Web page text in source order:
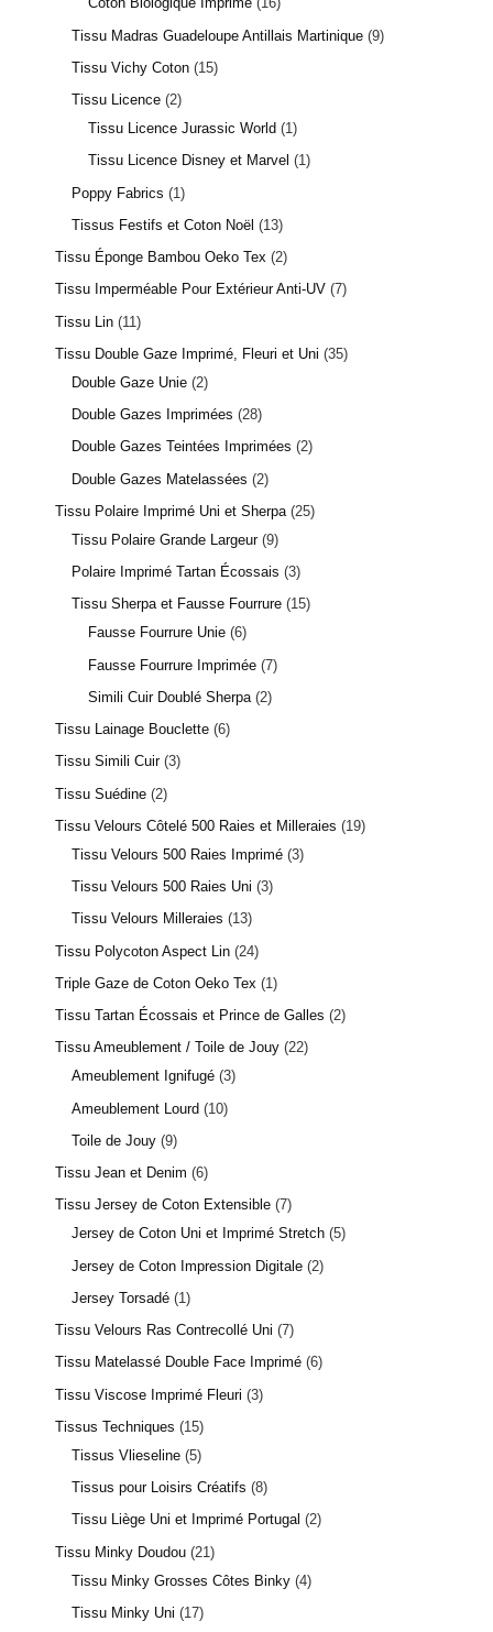
1 avis
Tissu Madras Guadeloupe Antillais Martinique 9
Tissu Vichy Coton 15
Tissu Licence 2
Tissu Licence Jurassic World
1
Tissu Licence Disney et Marvel
1
Poppy Fabrics
1
Tissus Festifs et Coton Noël
13
Tissu Éponge Bambou Oeko Tex 2
Tissu Imperméable Pour Extérieur Anti-UV 7
Tissu Lin 11
Tissu Double Gaze Imprimé, Fleuri et Uni 35
Double Gaze Unie 2
Double Gazes Imprimées 28
Double Gazes Teintées Imprimées 2
Double Gazes Matelassées
2
Tissu Polaire Imprimé Uni et Sherpa 25
Tissu Polaire Grande Largeur 9
Polaire Imprimé Tartan Écossais 3
Tissu Sherpa et Fausse Fourrure 15
Fausse Fourrure Unie 6
Fausse Fourrure Imprimée 7
Simili Cuir Doublé Sherpa 2
Tissu Lainage Bouclette 6
Tissu Simili Cuir 3
Tissu Suédine 2
Tissu Velours Côtelé 500 Raies et Milleraies
19
Tissu Velours 500 Raies Imprimé 3
Tissu Velours 500 Raies Uni 3
Tissu Velours Milleraies
13
Tissu Polycoton Aspect Lin 24
Triple Gaze de Coton Oeko Tex
1
Tissu Tartan Écossais et Prince de Galles 2
Tissu Ameublement / Toile de Jouy 22
Ameublement Ignifugé 3
Ameublement Lourd 10
Toile de Jouy 9
Tissu Jean et Denim 6
Tissu Jersey de Coton Extensible 7
Jersey de Coton Uni et Imprimé Stretch 5
Jersey de Coton Impression Digitale 2
Jersey Torsadé 1
Tissu Velours Ras Contrecollé Uni 7
Tissu Matelassé Double Face Imprimé 6
Tissu Viscose Imprimé Fleuri 3
Tissus Techniques
15
Tissus Vlieseline 5
Tissus pour Loisirs Créatifs 8
Tissu Liège Uni et Imprimé Portugal
2
Tissu Minky Doudou 21
Tissu Minky Grosses Côtes Binky 4
Tissu Minky Uni
17